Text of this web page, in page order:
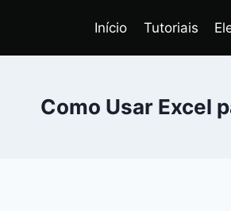
Início Tutoriais
Como Usar Excel